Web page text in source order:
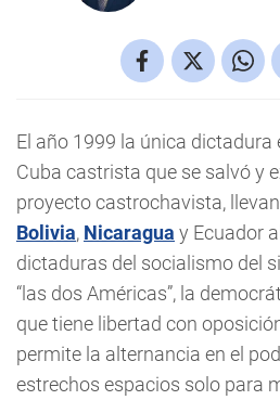
El año 1999 la única dictadura
Cuba castrista que se salvó y
proyecto castrochavista,
Bolivia, Nicaragua y Ecuador
dictaduras del socialismo del
“las dos Américas”, la
que tiene libertad con
permite la alternancia en el
estrechos espacios solo para